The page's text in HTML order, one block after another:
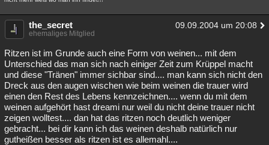
the_secret 09.09.2004 um 20:08
ehemaliges Mitglied
Ritzen ist im Grunde auch eine Form von weinen... mit dem
Unterschied das man sich nach einiger Zeit zum Krüppel macht
und diese "Tränen" immer sichbar sind.... man kann sich nicht den
Dreck aus den augen wischen wie beim weinen die trauer wird
einen den Rest des Lebens kennzeichnen.... wenn du mit dem
weinen aufgehört hast dreami nur weil du nicht deine trauer nicht
zeigen wolltest.... dan hat das ritzen noch deutlich weniger
gebracht... bei dir kann ich das weinen deshalb natürlich nur
gutheißen besser als ritzen ist es allemahl....